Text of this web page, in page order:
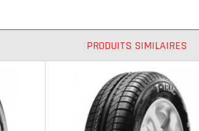
PRODUITS SIMILAIRES